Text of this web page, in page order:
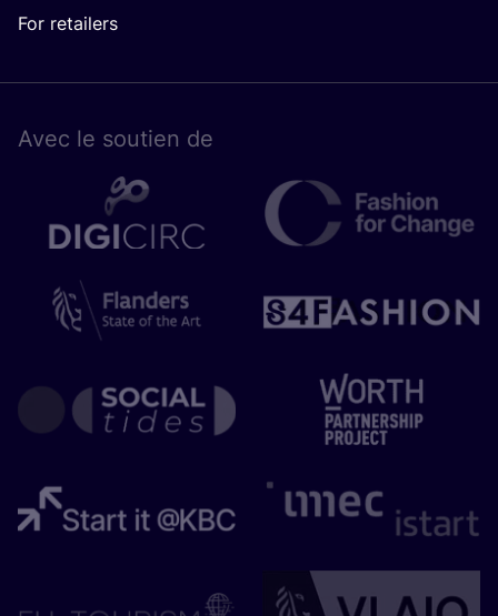
For retailers
Avec le sou­tien de